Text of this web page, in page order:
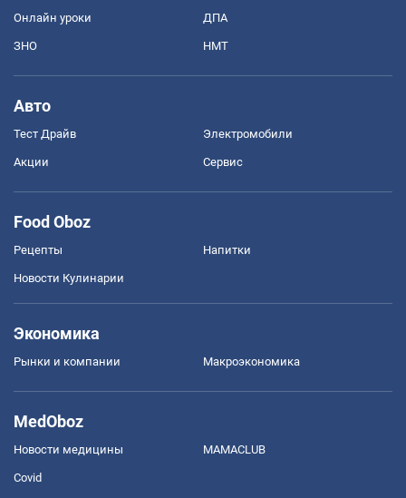
Онлайн уроки ДПА
ЗНО НМТ
Авто
Тест Драйв Электромобили
Акции Сервис
Food Oboz
Рецепты Напитки
Новости Кулинарии
Экономика
Рынки и компании Mакроэкономика
MedOboz
Новости медицины MAMACLUB
Covid